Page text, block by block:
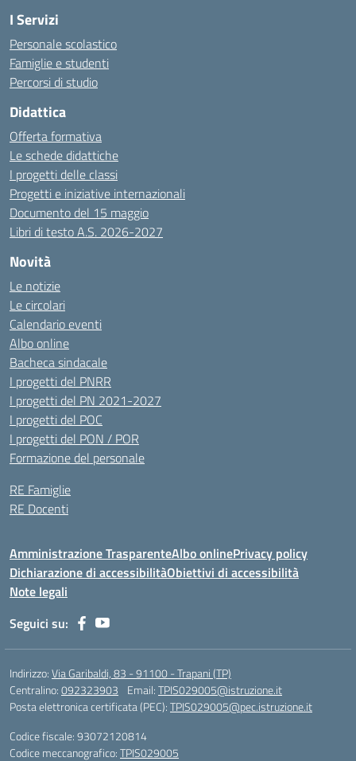
I Servizi
Personale scolastico
Famiglie e studenti
Percorsi di studio
Didattica
Offerta formativa
Le schede didattiche
I progetti delle classi
Progetti e iniziative internazionali
Documento del 15 maggio
Libri di testo A.S. 2026-2027
Novità
Le notizie
Le circolari
Calendario eventi
Albo online
Bacheca sindacale
I progetti del PNRR
I progetti del PN 2021-2027
I progetti del POC
I progetti del PON / POR
Formazione del personale
RE Famiglie
RE Docenti
Amministrazione TrasparenteAlbo onlinePrivacy policy
Dichiarazione di accessibilitàObiettivi di accessibilità
Note legali
Seguici su:
Indirizzo:Via Garibaldi, 83 - 91100 - Trapani (TP)
Centralino:092323903 Email:TPIS029005@istruzione.it
Posta elettronica certificata (PEC):TPIS029005@pec.istruzione.it
Codice fiscale: 93072120814
Codice meccanografico:TPIS029005